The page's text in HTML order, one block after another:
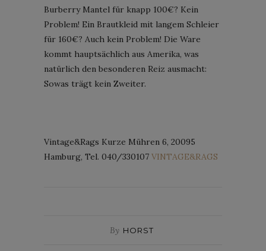
Burberry Mantel für knapp 100€? Kein
Problem! Ein Brautkleid mit langem Schleier
für 160€? Auch kein Problem! Die Ware
kommt hauptsächlich aus Amerika, was
natürlich den besonderen Reiz ausmacht:
Sowas trägt kein Zweiter.
Vintage&Rags Kurze Mühren 6, 20095
Hamburg, Tel. 040/330107 VINTAGE&RAGS
By HORST